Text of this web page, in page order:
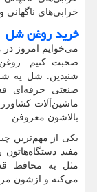
خرابی‌های ناگهانی
خرید روغن شل
می‌خوایم امروز در
صحبت کنیم:
شنیدین. شل یه
صنعتی حرفه‌ای
ماشین‌آلات
بالاشون معروفن.
یکی از مهم‌ترین
مفید
مثل یه محافظ
می‌کنه و ازشون